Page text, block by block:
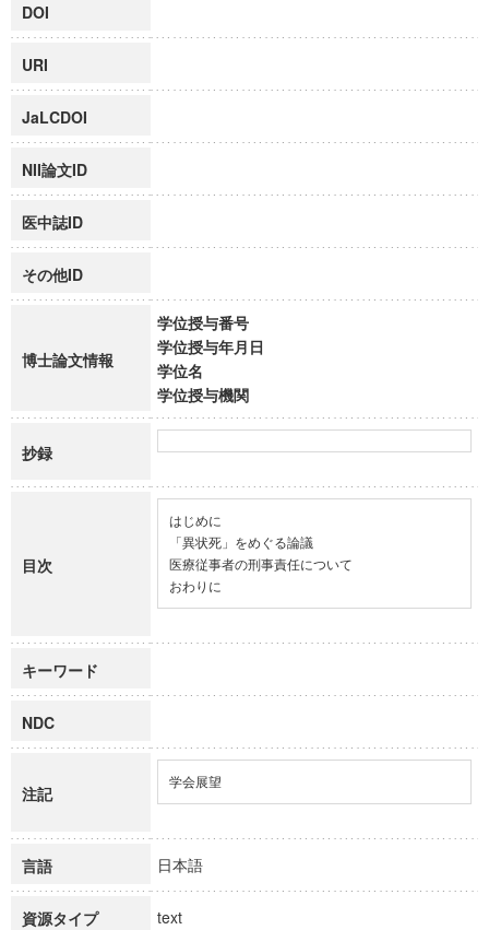
DOI
URI
JaLCDOI
NII論文ID
医中誌ID
その他ID
博士論文情報
学位授与番号
学位授与年月日
学位名
学位授与機関
抄録
目次
はじめに
「異状死」をめぐる論議
医療従事者の刑事責任について
おわりに
キーワード
NDC
注記
学会展望
言語 日本語
資源タイプ text